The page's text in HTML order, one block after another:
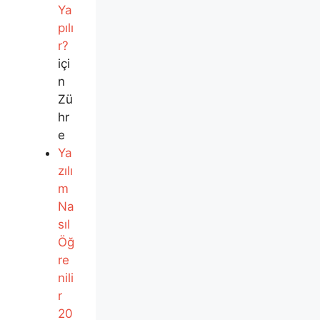
Ya
pılı
r?
içi
n
Zü
hr
e
Ya
zılı
m
Na
sıl
Öğ
re
nili
r
20